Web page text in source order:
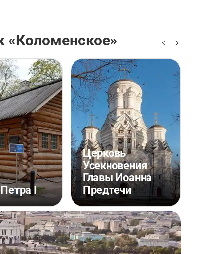
«Коломенское»
I
Церковь
Усекновения
Главы Иоанна
Предтечи